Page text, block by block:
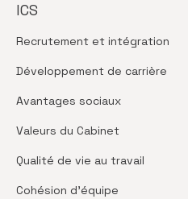
ICS
Recrutement et intégration
Développement de carrière
Avantages sociaux
Valeurs du Cabinet
Qualité de vie au travail
Cohésion d’équipe